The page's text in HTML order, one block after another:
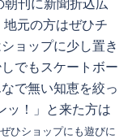
刊に新聞折込広
元の方はぜひチ
ョップに少し置き
でもスケートボー
で無い知恵を絞っ
ッ！」と来た方は
ひショップにも遊びに